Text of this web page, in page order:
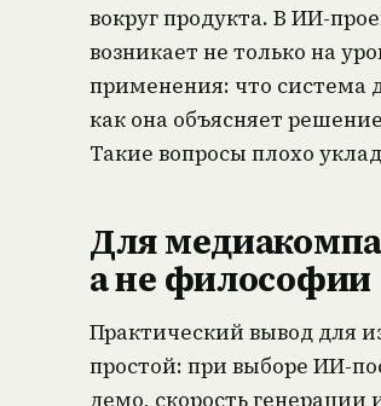
вокруг продукта. В ИИ-
возникает не только на
применения: что система
как она объясняет
Такие вопросы плохо
Для
а не философии
Практический вывод для
простой: при выборе ИИ-